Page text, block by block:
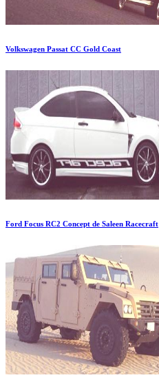
Volkswagen Passat CC Gold Coast
Ford Focus RC2 Concept de Saleen Racecraft